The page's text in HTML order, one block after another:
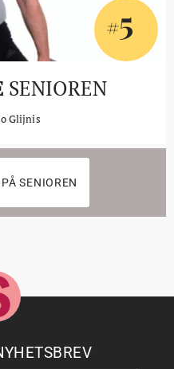
#5
SENIOREN
Glijnis
SENIOREN